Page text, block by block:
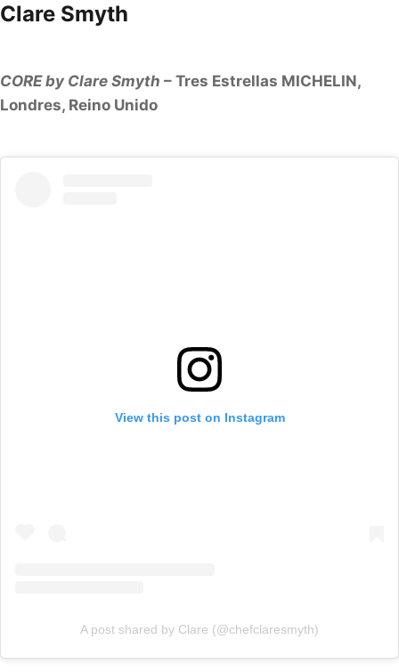
Clare Smyth
CORE by Clare Smyth – Tres Estrellas MICHELIN,
Londres, Reino Unido
View this post on Instagram
A post shared by Clare (@chefclaresmyth)